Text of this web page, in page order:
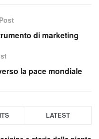
di marketing
la pace mondiale
LATEST